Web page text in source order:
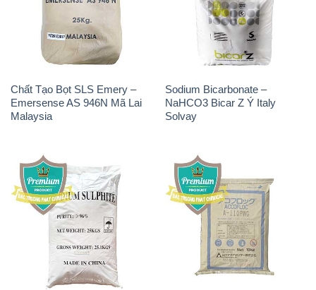
Chất Tạo Bọt SLS Emery –
Emersense AS 946N Mã Lai
Malaysia
Sodium Bicarbonate –
NaHCO3 Bicar Z Ý Italy
Solvay